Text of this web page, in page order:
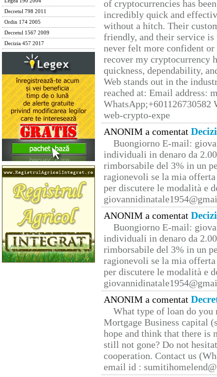
Decretul 798 2011
Ordin 174 2005
Decretul 1567 2009
Decizia 457 2017
of cryptocurrencies has
incredibly quick and
without a hitch. Their
friendly, and their service
never felt more confident
recover my cryptocurrency
quickness, dependability,
Web stands out in the
reached at: Email address:
web-crypto-expe
ANONIM a comentat
Buongiorno E-mail:
individuali in denaro da
rimborsabile del 3% in un
ragionevoli se la mia
per discutere le modalità e
ANONIM a comentat
Buongiorno E-mail:
individuali in denaro da
rimborsabile del 3% in un
ragionevoli se la mia
per discutere le modalità e
ANONIM a comentat
What type of loan do you
Mortgage Business capital
hope and think that there is
still not gone? Do not
cooperation. Contact us
email id :